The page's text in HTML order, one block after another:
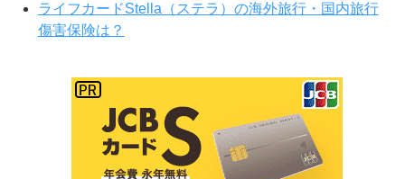
ライフカードStella（ステラ）の海外旅行・国内旅行
傷害保険は？